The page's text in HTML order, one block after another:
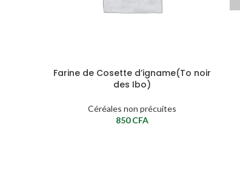
Farine de Cosette d’igname(To noir
des Ibo)
Céréales non précuites
850CFA